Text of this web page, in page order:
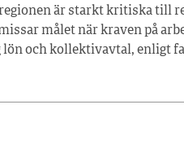
är starkt kritiska till
målet när kraven på
och kollektivavtal, enligt